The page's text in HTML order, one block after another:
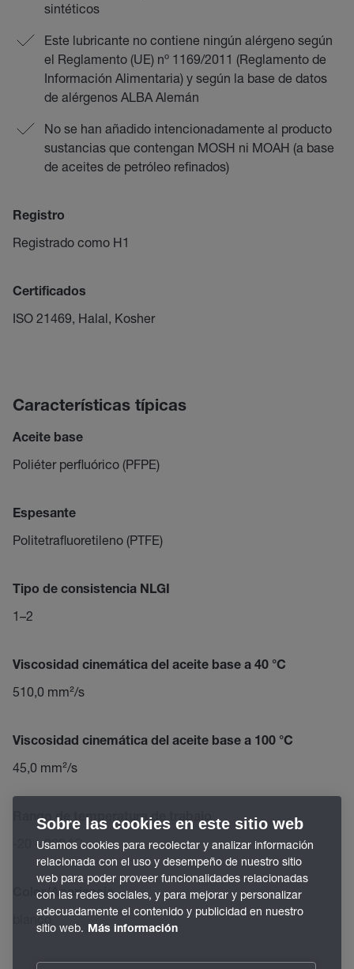
sintéticos
Este lubricante no contiene ningún alérgeno según
el Reglamento (UE) nº 1169/2011 (Reglamento de
Información Alimentaria) y según la base de datos
de alérgenos ALBA Alemán
No se han añadido intencionadamente al producto
sustancias que contengan MOSH ni MOAH (a base
de aceites de petróleo refinados)
Registro
Registrado como H1
Certificados
ISO 21469, Halal, Kosher
Características típicas
Aceite base
Poliéter perfluórico (PFPE)
Espesante
Politetrafluoretileno (PTFE)
Tipo de consistencia NLGI
1–2
Viscosidad cinemática del aceite base a 40 °C
510,0 mm²/s
Viscosidad cinemática del aceite base a 100 °C
45,0 mm²/s
Rango de temperatura de trabajo
-20 – 260 °C
Color/Apariencia
blanco
Sobre las cookies en este sitio web
Usamos cookies para recolectar y analizar información
relacionada con el uso y desempeño de nuestro sitio
web para poder proveer funcionalidades relacionadas
con las redes sociales, y para mejorar y personalizar
adecuadamente el contenido y publicidad en nuestro
sitio web. Más información